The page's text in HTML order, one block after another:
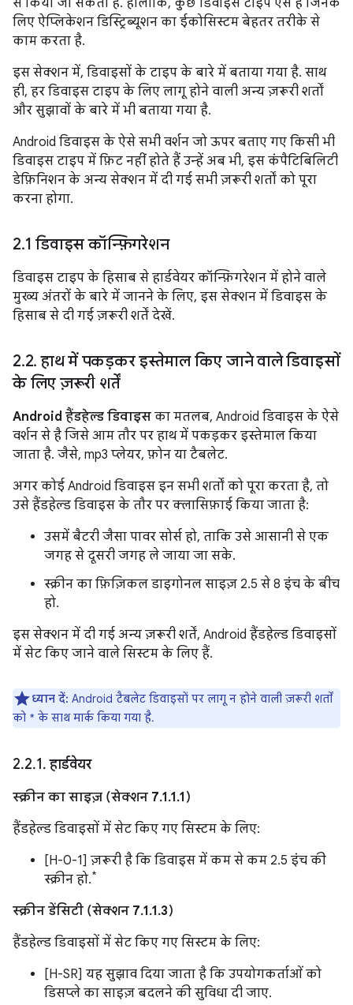
से किया जा सकता है. हालांकि, कुछ डिवाइस टाइप ऐसे हैं जिनके
लिए ऐप्लिकेशन डिस्ट्रिब्यूशन का ईकोसिस्टम बेहतर तरीके से
काम करता है.
इस सेक्शन में, डिवाइसों के टाइप के बारे में बताया गया है. साथ
ही, हर डिवाइस टाइप के लिए लागू होने वाली अन्य ज़रूरी शर्तों
और सुझावों के बारे में भी बताया गया है.
Android डिवाइस के ऐसे सभी वर्शन जो ऊपर बताए गए किसी भी
डिवाइस टाइप में फ़िट नहीं होते हैं उन्हें अब भी, इस कंपैटिबिलिटी
डेफ़िनिशन के अन्य सेक्शन में दी गई सभी ज़रूरी शर्तों को पूरा
करना होगा.
2.1 डिवाइस कॉन्फ़िगरेशन
डिवाइस टाइप के हिसाब से हार्डवेयर कॉन्फ़िगरेशन में होने वाले
मुख्य अंतरों के बारे में जानने के लिए, इस सेक्शन में डिवाइस के
हिसाब से दी गई ज़रूरी शर्तें देखें.
2.2. हाथ में पकड़कर इस्तेमाल किए जाने वाले डिवाइसों
के लिए ज़रूरी शर्तें
Android हैंडहेल्ड डिवाइस का मतलब, Android डिवाइस के ऐसे
वर्शन से है जिसे आम तौर पर हाथ में पकड़कर इस्तेमाल किया
जाता है. जैसे, mp3 प्लेयर, फ़ोन या टैबलेट.
अगर कोई Android डिवाइस इन सभी शर्तों को पूरा करता है, तो
उसे हैंडहेल्ड डिवाइस के तौर पर क्लासिफ़ाई किया जाता है:
उसमें बैटरी जैसा पावर सोर्स हो, ताकि उसे आसानी से एक
जगह से दूसरी जगह ले जाया जा सके.
स्क्रीन का फ़िज़िकल डाइगोनल साइज़ 2.5 से 8 इंच के बीच
हो.
इस सेक्शन में दी गई अन्य ज़रूरी शर्तें, Android हैंडहेल्ड डिवाइसों
में सेट किए जाने वाले सिस्टम के लिए हैं.
ध्यान दें: Android टैबलेट डिवाइसों पर लागू न होने वाली ज़रूरी शर्तों
को * के साथ मार्क किया गया है.
2.2.1.हार्डवेयर
स्क्रीन का साइज़ (सेक्शन 7.1.1.1)
हैंडहेल्ड डिवाइसों में सेट किए गए सिस्टम के लिए:
[H-0-1] ज़रूरी है कि डिवाइस में कम से कम 2.5 इंच की
स्क्रीन हो.*
स्क्रीन डेंसिटी (सेक्शन 7.1.1.3)
हैंडहेल्ड डिवाइसों में सेट किए गए सिस्टम के लिए:
[H-SR] यह सुझाव दिया जाता है कि उपयोगकर्ताओं को
डिसप्ले का साइज़ बदलने की सुविधा दी जाए.